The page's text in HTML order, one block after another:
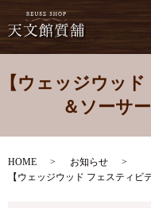
【ウェッジウッ
＆ソーサ
HOME
お知らせ
【ウェッジウッド フェスティビ